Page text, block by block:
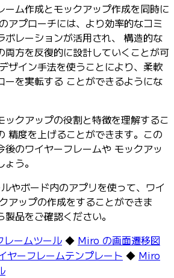
ーム作成とモックアップ作成を同時に
アプローチには、より効率的なコミ
ボレーションが活用され、 構造的な
両方を反復的に設計していくことが可
ザイン手法を使うことにより、柔軟
ーを実転する ことができるようにな
ックアップの役割と特徴を理解するこ
精度を上げることができます。この
後のワイヤーフレームや モックアッ
う。
やボード内のアプリを使って、ワイ
アップの作成をすることができま
品をご確認ください。
ームツール ◆ Miro の画面遷移図
ヤーフレームテンプレート ◆ Miro